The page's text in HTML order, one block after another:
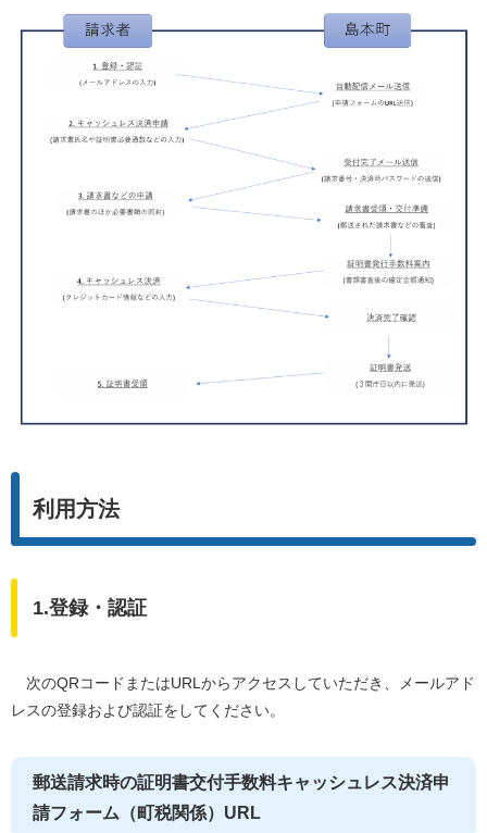
利用方法
1.登録・認証
次のQRコードまたはURLからアクセスしていただき、メールアド
レスの登録および認証をしてください。
郵送請求時の証明書交付手数料キャッシュレス決済申
請フォーム（町税関係）URL